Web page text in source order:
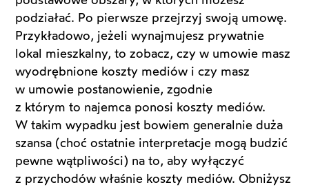
podziałać. Po pierwsze przejrzyj swoją umowę.
Przykładowo, jeżeli wynajmujesz prywatnie
lokal mieszkalny, to zobacz, czy w umowie masz
wyodrębnione koszty mediów i czy masz
w umowie postanowienie, zgodnie
z którym to najemca ponosi koszty mediów.
W takim wypadku jest bowiem generalnie duża
szansa (choć ostatnie interpretacje mogą budzić
pewne wątpliwości) na to, aby wyłączyć
z przychodów właśnie koszty mediów. Obniżysz